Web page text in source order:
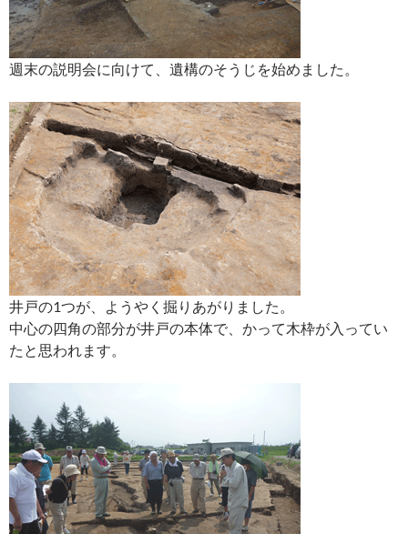
週末の説明会に向けて、遺構のそうじを始めました。
井戸の1つが、ようやく掘りあがりました。
中心の四角の部分が井戸の本体で、かって木枠が入ってい
たと思われます。